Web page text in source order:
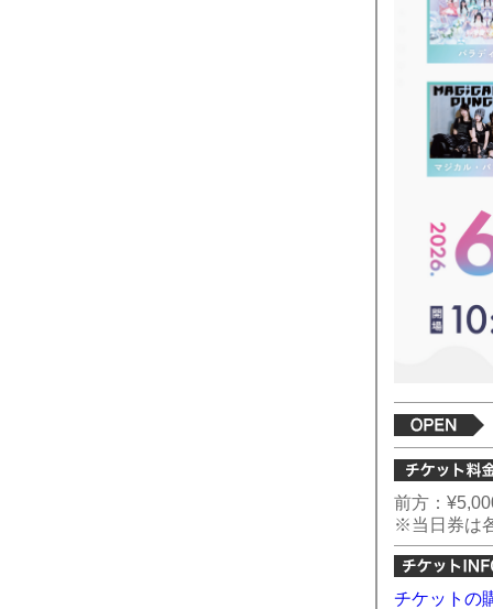
前方：
※当日券は
チケットの